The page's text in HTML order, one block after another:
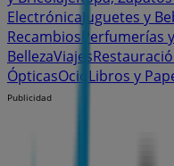
Electrónica Juguetes y
Recambios Perfumerías y
BellezaViajes
ÓpticasOcio Libros y
Publicidad